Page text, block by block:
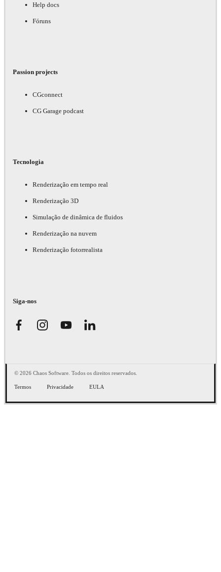
Help docs
Fóruns
Passion projects
CGconnect
CG Garage podcast
Tecnologia
Renderização em tempo real
Renderização 3D
Simulação de dinâmica de fluidos
Renderização na nuvem
Renderização fotorrealista
Siga-nos
© 2026 Chaos Software. Todos os direitos reservados.
Termos Privacidade EULA